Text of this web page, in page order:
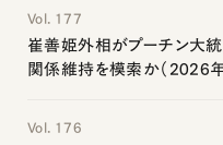
Vol. 177
崔善姫外相がプーチン大統
関係維持を模索か（2026
Vol. 176